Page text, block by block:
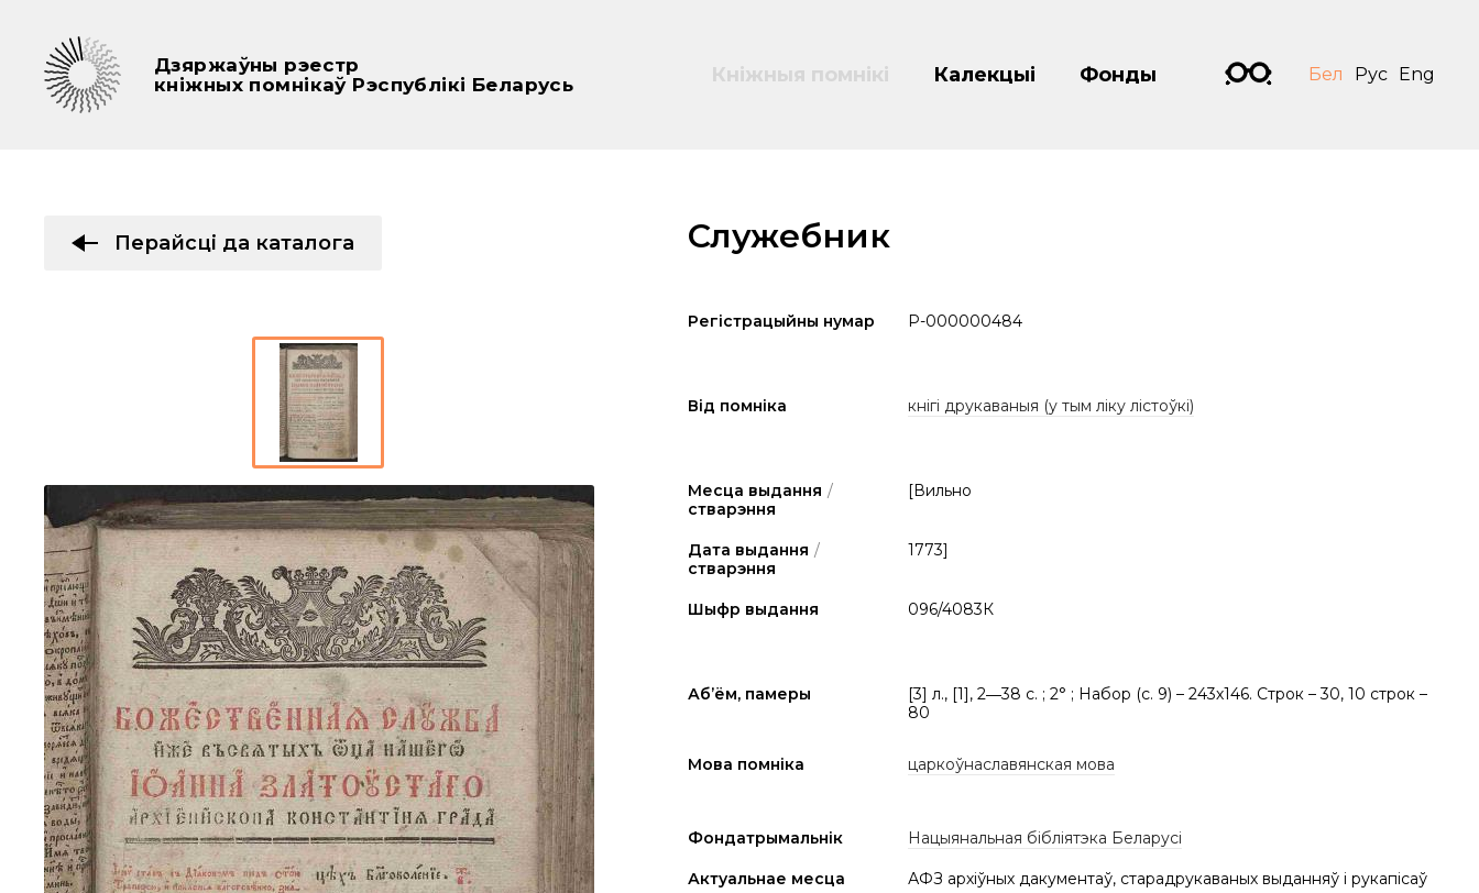
Дзяржаўны рэестр
кніжных помнікаў Рэспублікі Беларусь
Кніжныя помнікі Калекцыі Фонды Бел Рус Eng
Перайсці да каталога Служебник
Регістрацыйны нумар P-000000484
Від помніка кнігі друкаваныя (у тым ліку лістоўкі)
Месца выдання /
стварэння
[Вильно
Дата выдання /
стварэння
1773]
Шыфр выдання 096/4083К
Аб’ём, памеры
[3] л., [1], 2―38 с. ; 2° ; Набор (с. 9) – 243х146. Строк – 30, 10 строк –
80
Мова помніка царкоўнаславянская мова
Фондатрымальнік Нацыянальная бібліятэка Беларусі
Актуальнае месца
АФЗ архіўных дакументаў, старадрукаваных выданняў і рукапісаў